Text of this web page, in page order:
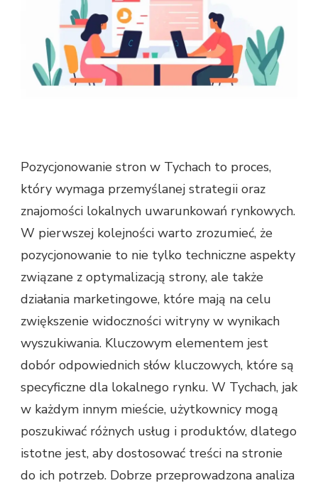
Pozycjonowanie stron w Tychach to proces,
który wymaga przemyślanej strategii oraz
znajomości lokalnych uwarunkowań rynkowych.
W pierwszej kolejności warto zrozumieć, że
pozycjonowanie to nie tylko techniczne aspekty
związane z optymalizacją strony, ale także
działania marketingowe, które mają na celu
zwiększenie widoczności witryny w wynikach
wyszukiwania. Kluczowym elementem jest
dobór odpowiednich słów kluczowych, które są
specyficzne dla lokalnego rynku. W Tychach, jak
w każdym innym mieście, użytkownicy mogą
poszukiwać różnych usług i produktów, dlatego
istotne jest, aby dostosować treści na stronie
do ich potrzeb. Dobrze przeprowadzona analiza